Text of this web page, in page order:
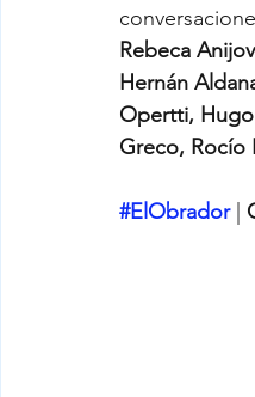
Rebeca
Hernán
Opertti, Hugo
Greco, Rocío
#ElObrador |